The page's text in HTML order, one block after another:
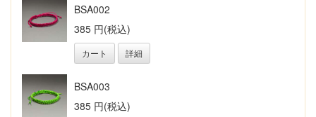
BSA002
385 円(税込)
カート 詳細
BSA003
385 円(税込)